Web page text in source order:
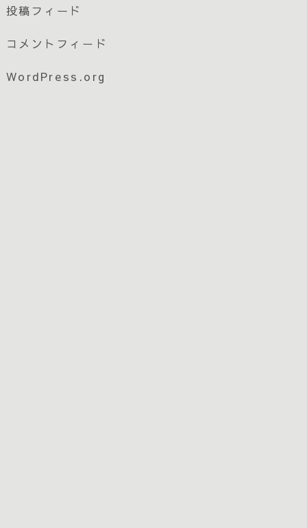
投稿フィード
コメントフィード
WordPress.org